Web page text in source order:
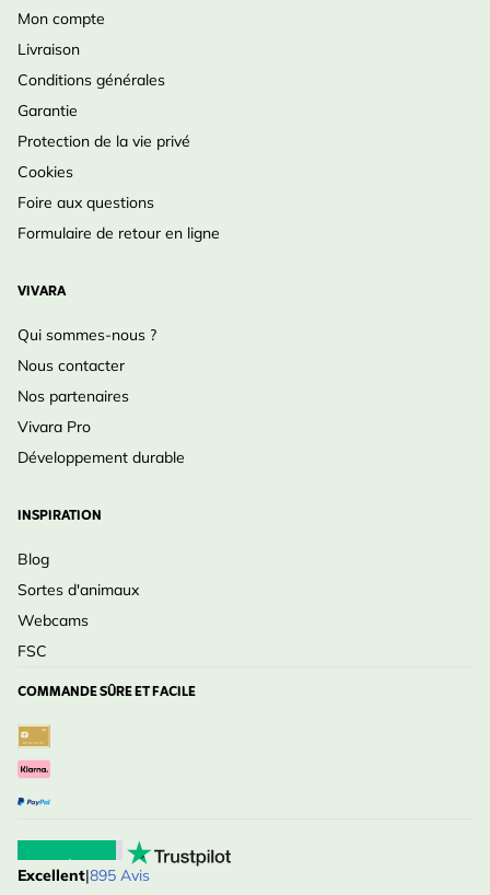
Mon compte
Livraison
Conditions générales
Garantie
Protection de la vie privé
Cookies
Foire aux questions
Formulaire de retour en ligne
VIVARA
Qui sommes-nous ?
Nous contacter
Nos partenaires
Vivara Pro
Développement durable
INSPIRATION
Blog
Sortes d'animaux
Webcams
FSC
COMMANDE SÛRE ET FACILE
Excellent|895 Avis